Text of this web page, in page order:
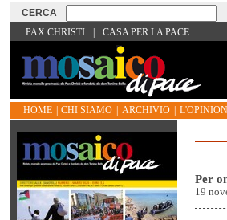
PAX CHRISTI CASA PER LA PACE
HOME CHI SIAMO ARCHIVIO
Per
19